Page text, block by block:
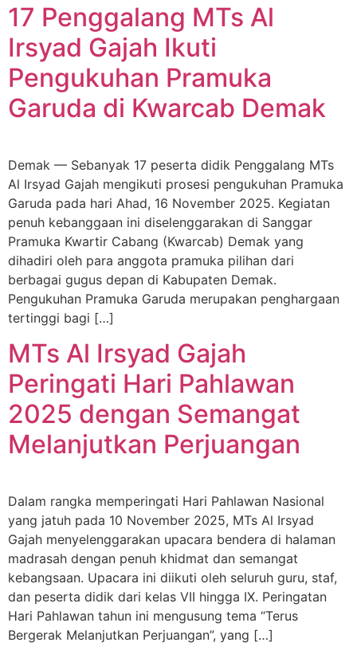
17 Penggalang MTs Al
Irsyad Gajah Ikuti
Pengukuhan Pramuka
Garuda di Kwarcab Demak
Demak — Sebanyak 17 peserta didik Penggalang MTs
Al Irsyad Gajah mengikuti prosesi pengukuhan Pramuka
Garuda pada hari Ahad, 16 November 2025. Kegiatan
penuh kebanggaan ini diselenggarakan di Sanggar
Pramuka Kwartir Cabang (Kwarcab) Demak yang
dihadiri oleh para anggota pramuka pilihan dari
berbagai gugus depan di Kabupaten Demak.
Pengukuhan Pramuka Garuda merupakan penghargaan
tertinggi bagi […]
MTs Al Irsyad Gajah
Peringati Hari Pahlawan
2025 dengan Semangat
Melanjutkan Perjuangan
Dalam rangka memperingati Hari Pahlawan Nasional
yang jatuh pada 10 November 2025, MTs Al Irsyad
Gajah menyelenggarakan upacara bendera di halaman
madrasah dengan penuh khidmat dan semangat
kebangsaan. Upacara ini diikuti oleh seluruh guru, staf,
dan peserta didik dari kelas VII hingga IX. Peringatan
Hari Pahlawan tahun ini mengusung tema “Terus
Bergerak Melanjutkan Perjuangan”, yang […]